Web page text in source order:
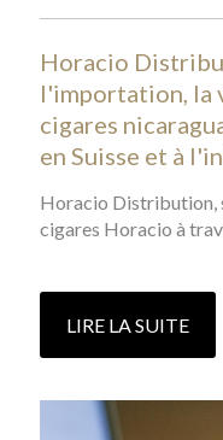
Horacio
l'importation, la
cigares
en Suisse et à
Horacio Distribution,
cigares Horacio à
LIRE LA SUITE